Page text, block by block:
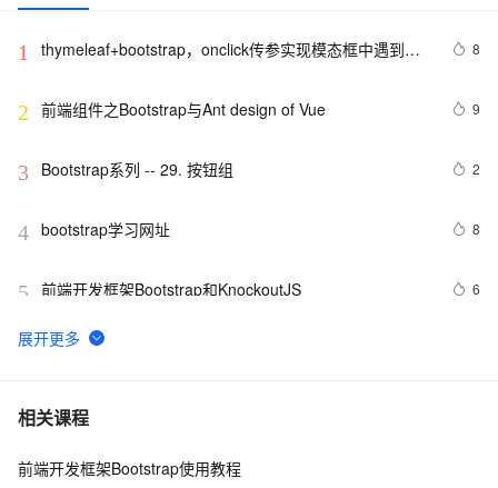
1
thymeleaf+bootstrap，onclick传参实现模态框中遇到的
8
2 前端组件之Bootstrap与Ant design of Vue 9
3 Bootstrap系列 -- 29. 按钮组 2
4 bootstrap学习网址 8
5 前端开发框架Bootstrap和KnockoutJS 6
6 Bootstrap系列 -- 26. 下拉菜单标题
7 Bootstrap系列 -- 34. 按钮下拉菜单
8 Bootstrap 分页功能
相关课程
前端开发框架Bootstrap使用教程